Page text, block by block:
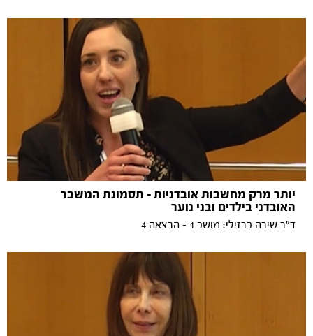
יותר מרק מחשבות אובדניות - תסמונת המשבר
האובדני בילדים ובני נוער
ד"ר שירה ברזילי: מושב 1 - הרצאה 4